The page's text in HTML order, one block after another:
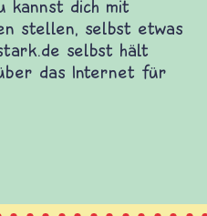
Streit und
Austausch zu
frieden-
auf wichtige